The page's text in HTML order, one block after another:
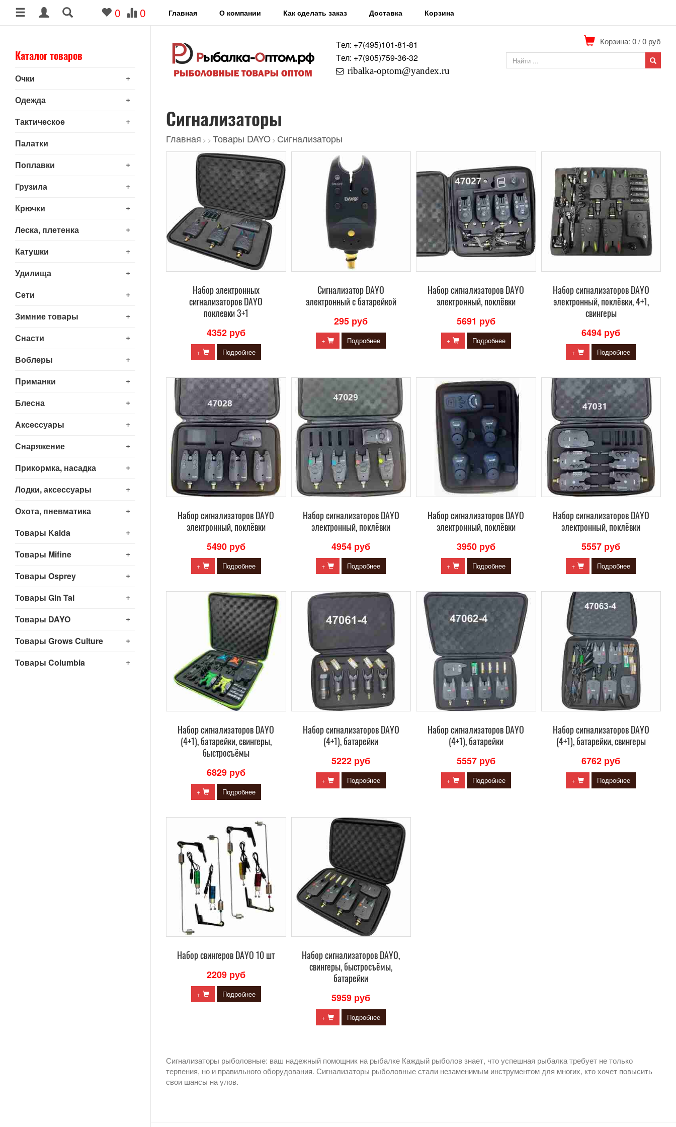
0 0 Главная О компании Как сделать заказ Доставка Корзина
Каталог товаров
+
Очки
+
Одежда
+
Тактическое
Палатки
+
Поплавки
+
Грузила
+
Крючки
+
Леска, плетенка
+
Катушки
+
Удилища
+
Сети
+
Зимние товары
+
Снасти
+
Воблеры
+
Приманки
+
Блесна
+
Аксессуары
+
Снаряжение
+
Прикормка, насадка
+
Лодки, аксессуары
+
Охота, пневматика
+
Товары Kaida
+
Товары Mifine
+
Товары Osprey
+
Товары Gin Tai
+
Товары DAYO
+
Товары Grows Culture
+
Товары Columbia
Tел: +7(495)101-81-81
Tел: +7(905)759-36-32
ribalka-optom@yandex.ru
Корзина: 0/0 руб
Сигнализаторы
Главная > > Товары DAYO > Сигнализаторы
Набор электронных
сигнализаторов DAYO
поклевки 3+1
4352 руб
+ Подробнее
Сигнализатор DAYO
электронный с батарейкой
295 руб
+ Подробнее
Набор сигнализаторов DAYO
электронный, поклёвки
5691 руб
+ Подробнее
Набор сигнализаторов DAYO
электронный, поклёвки, 4+1,
cвингеры
6494 руб
+ Подробнее
Набор сигнализаторов DAYO
электронный, поклёвки
5490 руб
+ Подробнее
Набор сигнализаторов DAYO
электронный, поклёвки
4954 руб
+ Подробнее
Набор сигнализаторов DAYO
электронный, поклёвки
3950 руб
+ Подробнее
Набор сигнализаторов DAYO
электронный, поклёвки
5557 руб
+ Подробнее
Набор сигнализаторов DAYO
(4+1), батарейки, свингеры,
быстросъёмы
6829 руб
+ Подробнее
Набор сигнализаторов DAYO
(4+1), батарейки
5222 руб
+ Подробнее
Набор сигнализаторов DAYO
(4+1), батарейки
5557 руб
+ Подробнее
Набор сигнализаторов DAYO
(4+1), батарейки, свингеры
6762 руб
+ Подробнее
Набор свингеров DAYO 10 шт
2209 руб
+ Подробнее
Набор сигнализаторов DAYO,
свингеры, быстросъёмы,
батарейки
5959 руб
+ Подробнее
Сигнализаторы рыболовные: ваш надежный помощник на рыбалке Каждый рыболов знает, что успешная рыбалка требует не только
терпения, но и правильного оборудования. Сигнализаторы рыболовные стали незаменимым инструментом для многих, кто хочет повысить
свои шансы на улов.